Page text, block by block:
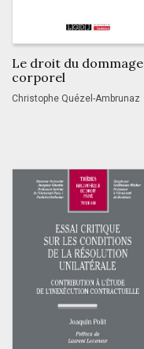
Le droit du dommage
corporel
Christophe Quézel-Ambrunaz